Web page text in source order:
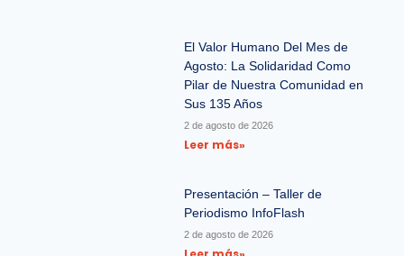
El Valor Humano Del Mes de
Agosto: La Solidaridad Como
Pilar de Nuestra Comunidad en
Sus 135 Años
2 de agosto de 2026
Leer más»
Presentación – Taller de
Periodismo InfoFlash
2 de agosto de 2026